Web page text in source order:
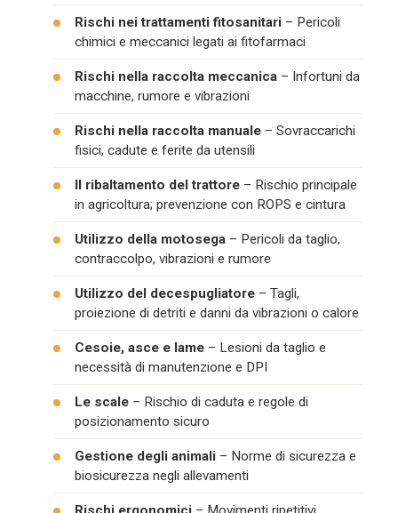
Rischi nei trattamenti fitosanitari – Pericoli
chimici e meccanici legati ai fitofarmaci
Rischi nella raccolta meccanica – Infortuni da
macchine, rumore e vibrazioni
Rischi nella raccolta manuale – Sovraccarichi
fisici, cadute e ferite da utensili
Il ribaltamento del trattore – Rischio principale
in agricoltura; prevenzione con ROPS e cintura
Utilizzo della motosega – Pericoli da taglio,
contraccolpo, vibrazioni e rumore
Utilizzo del decespugliatore – Tagli,
proiezione di detriti e danni da vibrazioni o calore
Cesoie, asce e lame – Lesioni da taglio e
necessità di manutenzione e DPI
Le scale – Rischio di caduta e regole di
posizionamento sicuro
Gestione degli animali – Norme di sicurezza e
biosicurezza negli allevamenti